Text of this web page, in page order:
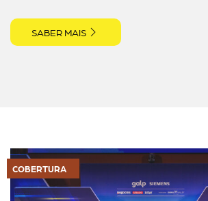
SABER MAIS
COBERTURA